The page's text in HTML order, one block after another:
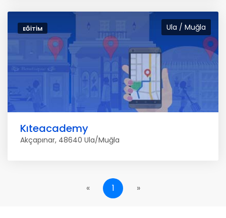
Ula / Muğla
EĞITIM
Kıteacademy
Akçapınar, 48640 Ula/Muğla
« 1 »